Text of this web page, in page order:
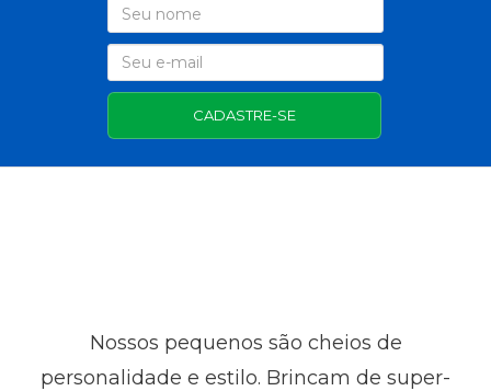
CADASTRE-SE
Nossos pequenos são cheios de
personalidade e estilo. Brincam de super-